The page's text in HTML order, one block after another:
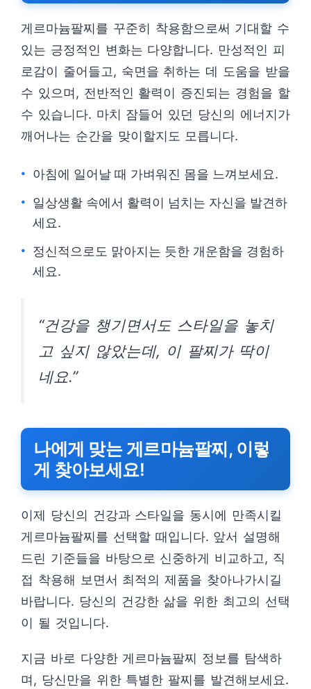
게르마늄팔찌를 꾸준히 착용함으로써 기대할 수
있는 긍정적인 변화는 다양합니다. 만성적인 피
로감이 줄어들고, 숙면을 취하는 데 도움을 받을
수 있으며, 전반적인 활력이 증진되는 경험을 할
수 있습니다. 마치 잠들어 있던 당신의 에너지가
깨어나는 순간을 맞이할지도 모릅니다.
아침에 일어날 때 가벼워진 몸을 느껴보세요.
일상생활 속에서 활력이 넘치는 자신을 발견하
세요.
정신적으로도 맑아지는 듯한 개운함을 경험하
세요.
“건강을 챙기면서도 스타일을 놓치
고 싶지 않았는데, 이 팔찌가 딱이
네요.”
나에게 맞는 게르마늄팔찌, 이렇
게 찾아보세요!
이제 당신의 건강과 스타일을 동시에 만족시킬
게르마늄팔찌를 선택할 때입니다. 앞서 설명해
드린 기준들을 바탕으로 신중하게 비교하고, 직
접 착용해 보면서 최적의 제품을 찾아나가시길
바랍니다. 당신의 건강한 삶을 위한 최고의 선택
이 될 것입니다.
지금 바로 다양한 게르마늄팔찌 정보를 탐색하
며, 당신만을 위한 특별한 팔찌를 발견해보세요.